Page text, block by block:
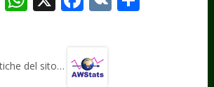
gr s b
del sito…